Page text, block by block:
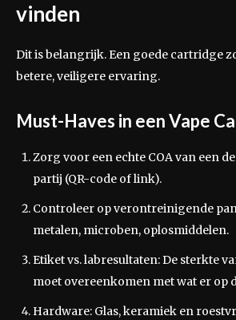
vinden
Dit is belangrijk. Een goede cartridge
betere, veiligere ervaring.
Must-Haves in een Vape
Zorg voor een echte COA van een
partij (QR-code of link).
Controleer op verontreinigende
metalen, microben, oplosmiddelen.
Etiket vs. labresultaten: De sterkte
moet overeenkomen met wat er op
Hardware: Glas, keramiek en